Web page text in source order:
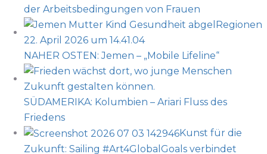
der Arbeitsbedingungen von Frauen
NAHER OSTEN: Jemen – „Mobile Lifeline“
SÜDAMERIKA: Kolumbien – Ariari Fluss des
Friedens
Kunst für die
Zukunft: Sailing #Art4GlobalGoals verbindet